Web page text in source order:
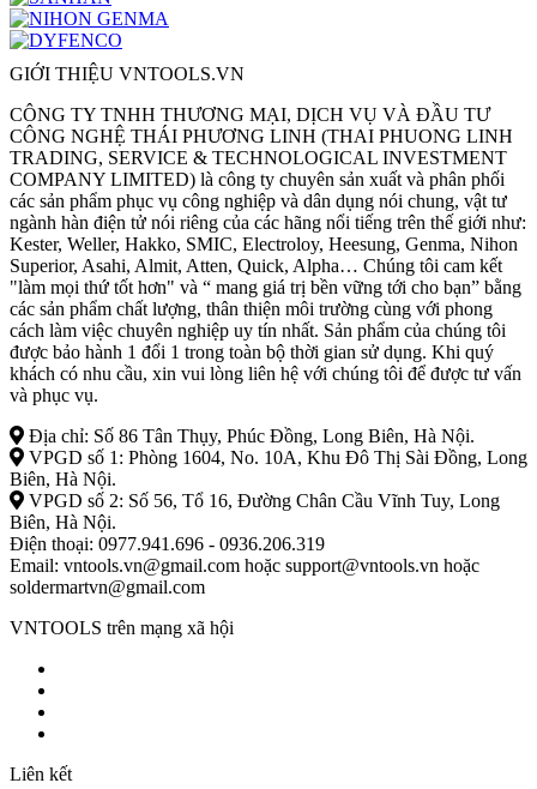
GIỚI THIỆU VNTOOLS.VN
CÔNG TY TNHH THƯƠNG MẠI, DỊCH VỤ VÀ ĐẦU TƯ
CÔNG NGHỆ THÁI PHƯƠNG LINH (THAI PHUONG LINH
TRADING, SERVICE & TECHNOLOGICAL INVESTMENT
COMPANY LIMITED) là công ty chuyên sản xuất và phân phối
các sản phẩm phục vụ công nghiệp và dân dụng nói chung, vật tư
ngành hàn điện tử nói riêng của các hãng nổi tiếng trên thế giới như:
Kester, Weller, Hakko, SMIC, Electroloy, Heesung, Genma, Nihon
Superior, Asahi, Almit, Atten, Quick, Alpha… Chúng tôi cam kết
"làm mọi thứ tốt hơn" và “ mang giá trị bền vững tới cho bạn” bằng
các sản phẩm chất lượng, thân thiện môi trường cùng với phong
cách làm việc chuyên nghiệp uy tín nhất. Sản phẩm của chúng tôi
được bảo hành 1 đổi 1 trong toàn bộ thời gian sử dụng. Khi quý
khách có nhu cầu, xin vui lòng liên hệ với chúng tôi để được tư vấn
và phục vụ.
Địa chỉ: Số 86 Tân Thụy, Phúc Đồng, Long Biên, Hà Nội.
VPGD số 1: Phòng 1604, No. 10A, Khu Đô Thị Sài Đồng, Long
Biên, Hà Nội.
VPGD số 2: Số 56, Tổ 16, Đường Chân Cầu Vĩnh Tuy, Long
Biên, Hà Nội.
Điện thoại: 0977.941.696 - 0936.206.319
Email: vntools.vn@gmail.com hoặc support@vntools.vn hoặc
soldermartvn@gmail.com
VNTOOLS trên mạng xã hội
Liên kết